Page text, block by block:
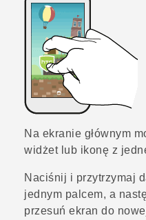
Na ekranie głównym
widżet lub ikonę z
Naciśnij i przytrzymaj
jednym palcem, a
przesuń ekran do